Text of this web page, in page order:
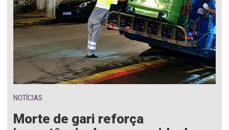
NOTÍCIAS
Morte de gari reforça